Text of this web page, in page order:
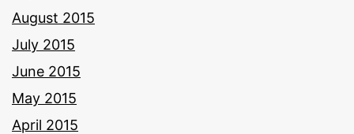
August 2015
July 2015
June 2015
May 2015
April 2015